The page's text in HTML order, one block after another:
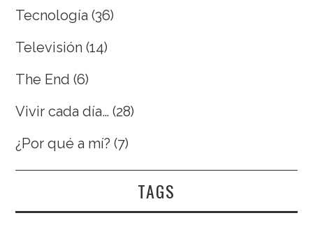
Tecnología (36)
Televisión (14)
The End (6)
Vivir cada día… (28)
¿Por qué a mí? (7)
TAGS